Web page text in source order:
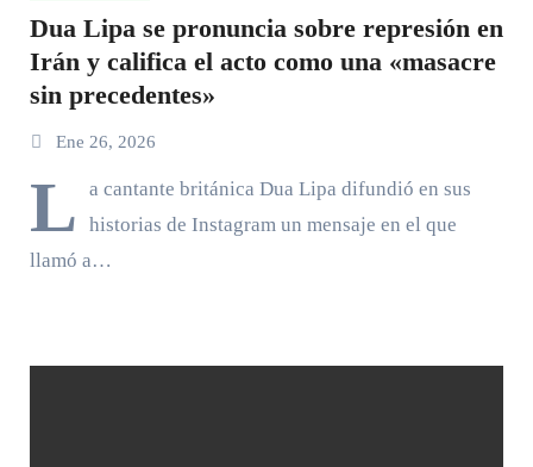
Dua Lipa se pronuncia sobre represión en
Irán y califica el acto como una «masacre
sin precedentes»
Ene 26, 2026
L
a cantante británica Dua Lipa difundió en sus
historias de Instagram un mensaje en el que
llamó a…